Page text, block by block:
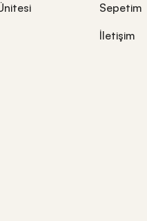
Sepetim
İletişim